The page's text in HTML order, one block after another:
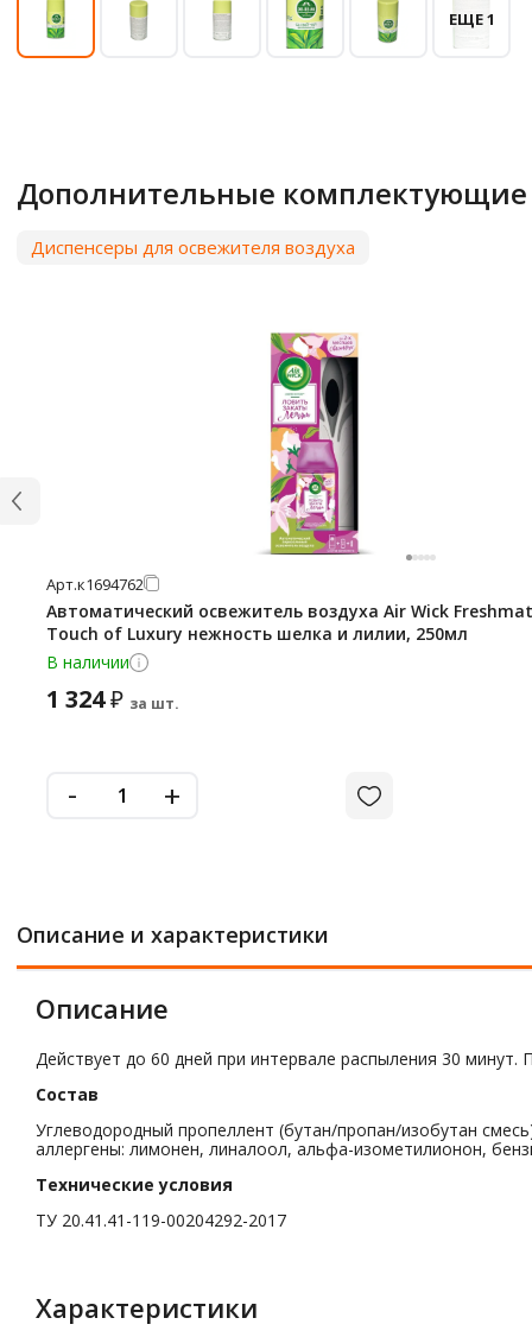
ЕЩЕ 1
Дополнительные комплектующие
Диспенсеры для освежителя воздуха
Арт.к1694762
Автоматический освежитель воздуха Air Wick
Touch of Luxury нежность шелка и лилии, 250мл
В наличии
1 324₽ за шт.
- +
Описание и характеристики
Описание
Действует до 60 дней при интервале распыления 30
Состав
Углеводородный пропеллент (бутан/пропан/изобутан
аллергены: лимонен, линалоол, альфа-изометилионон,
Технические условия
ТУ 20.41.41-119-00204292-2017
Характеристики